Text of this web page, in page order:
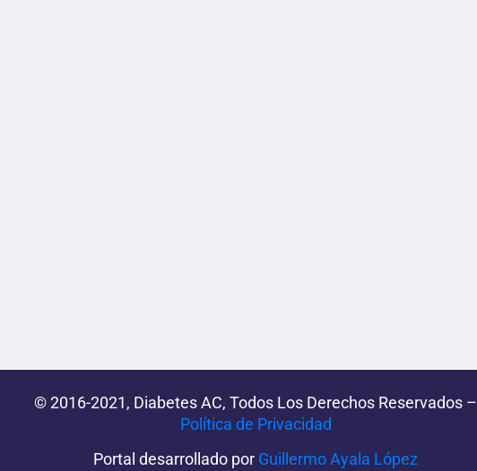
© 2016-2021, Diabetes AC, Todos Los Derechos Reservados –
Política de Privacidad‌­
Portal desarrollado por Guillermo Ayala López